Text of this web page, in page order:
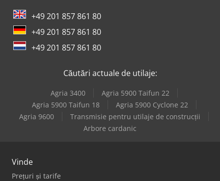
Opel Vivaro
Peugeot Boxer
Renault Kangoo Express
Renault Kangoo Rapid
Renault Kerax
+49 201 857 861 80
+49 201 857 861 80
+49 201 857 861 80
Căutări actuale de utilaje:
Agria 3400
Agria 5900 Taifun 22
Agria 5900 Taifun 18
Agria 5900 Cyclone 22
Agria 9600
Transmisie pentru utilaje de construcții
Arbore cardanic
Vinde
Prețuri și tarife